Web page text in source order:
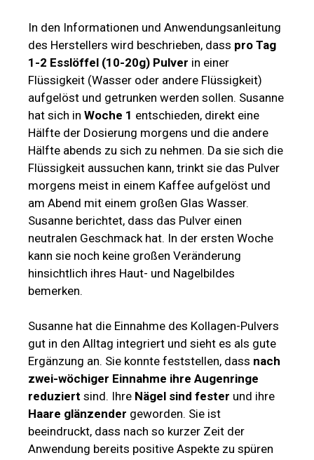
In den Informationen und Anwendungsanleitung
des Herstellers wird beschrieben, dass pro Tag
1-2 Esslöffel (10-20g) Pulver in einer
Flüssigkeit (Wasser oder andere Flüssigkeit)
aufgelöst und getrunken werden sollen. Susanne
hat sich in Woche 1 entschieden, direkt eine
Hälfte der Dosierung morgens und die andere
Hälfte abends zu sich zu nehmen. Da sie sich die
Flüssigkeit aussuchen kann, trinkt sie das Pulver
morgens meist in einem Kaffee aufgelöst und
am Abend mit einem großen Glas Wasser.
Susanne berichtet, dass das Pulver einen
neutralen Geschmack hat. In der ersten Woche
kann sie noch keine großen Veränderung
hinsichtlich ihres Haut- und Nagelbildes
bemerken.
Susanne hat die Einnahme des Kollagen-Pulvers
gut in den Alltag integriert und sieht es als gute
Ergänzung an. Sie konnte feststellen, dass nach
zwei-wöchiger Einnahme ihre Augenringe
reduziert sind. Ihre Nägel sind fester und ihre
Haare glänzender geworden. Sie ist
beeindruckt, dass nach so kurzer Zeit der
Anwendung bereits positive Aspekte zu spüren